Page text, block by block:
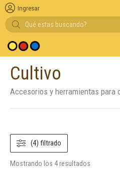
Búsqueda
de
productos
Ingresar
Cultivo
Accesorios y herramientas para
(4) filtrado
Mostrando los 4 resultados